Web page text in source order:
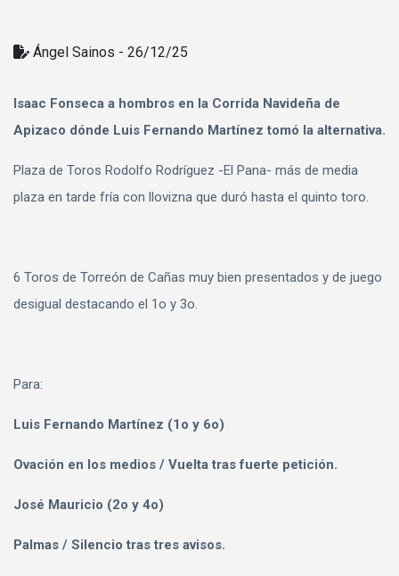
Ángel Sainos - 26/12/25
Isaac Fonseca a hombros en la Corrida Navideña de
Apizaco dónde Luis Fernando Martínez tomó la alternativa.
Plaza de Toros Rodolfo Rodríguez -El Pana- más de media
plaza en tarde fría con llovizna que duró hasta el quinto toro.
6 Toros de Torreón de Cañas muy bien presentados y de juego
desigual destacando el 1o y 3o.
Para:
Luis Fernando Martínez (1o y 6o)
Ovación en los medios / Vuelta tras fuerte petición.
José Mauricio (2o y 4o)
Palmas / Silencio tras tres avisos.